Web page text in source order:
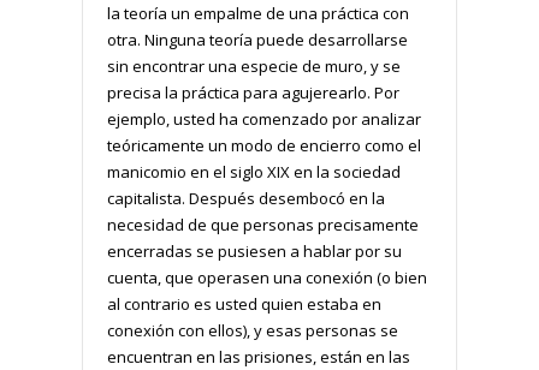
la teoría un empalme de una práctica con
otra. Ninguna teoría puede desarrollarse
sin encontrar una especie de muro, y se
precisa la práctica para agujerearlo. Por
ejemplo, usted ha comenzado por analizar
teóricamente un modo de encierro como el
manicomio en el siglo XIX en la sociedad
capitalista. Después desembocó en la
necesidad de que personas precisamente
encerradas se pusiesen a hablar por su
cuenta, que operasen una conexión (o bien
al contrario es usted quien estaba en
conexión con ellos), y esas personas se
encuentran en las prisiones, están en las